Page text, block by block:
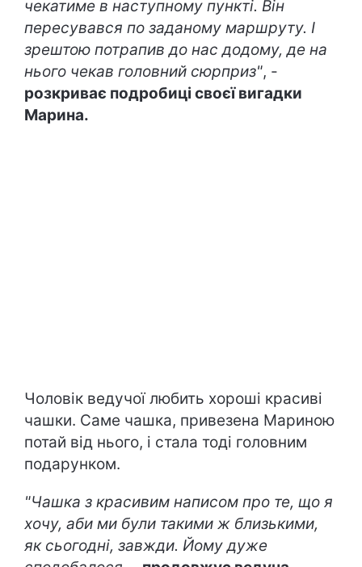
чекатиме в наступному пункті. Він
пересувався по заданому маршруту. І
зрештою потрапив до нас додому, де на
нього чекав головний сюрприз", -
розкриває подробиці своєї вигадки
Марина.
Чоловік ведучої любить хороші красиві
чашки. Саме чашка, привезена Мариною
потай від нього, і стала тоді головним
подарунком.
"Чашка з красивим написом про те, що я
хочу, аби ми були такими ж близькими,
як сьогодні, завжди. Йому дуже